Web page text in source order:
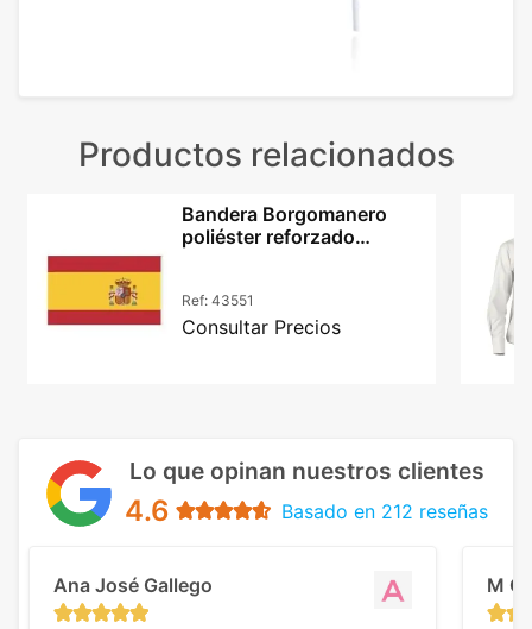
Productos relacionados
Bandera Borgomanero
poliéster reforzado
Ref: 43551
Consultar Precios
Lo que opinan nuestros clientes
4.6 Basado en 212 reseñas
Ana José Gallego M C